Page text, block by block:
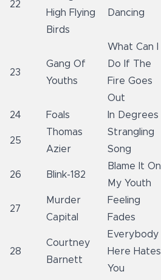
22
High Flying
Birds
Dancing
23
Gang Of
Youths
What Can I
Do If The
Fire Goes
Out
24 Foals In Degrees
25
Thomas
Azier
Strangling
Song
26 Blink-182
Blame It On
My Youth
27
Murder
Capital
Feeling
Fades
28
Courtney
Barnett
Everybody
Here Hates
You